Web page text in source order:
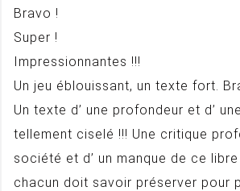
Bravo !
Super !
Impressionnantes !!!
Un jeu éblouissant, un texte fort.
Un texte d’ une profondeur et d’
tellement ciselé !!! Une critique
société et d’ un manque de ce
chacun doit savoir préserver pour